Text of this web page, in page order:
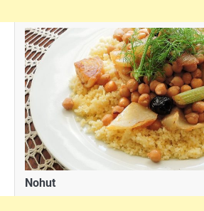
Nohut